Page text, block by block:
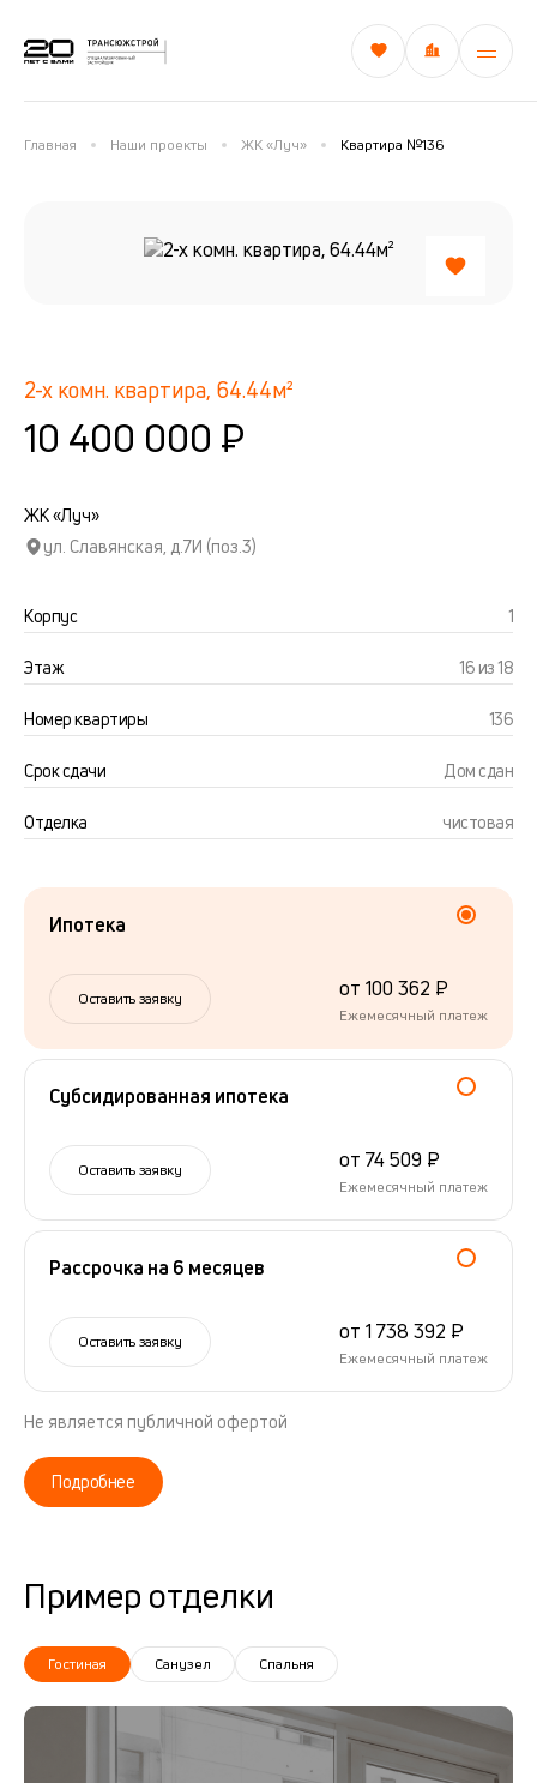
Главная Наши проекты ЖК «Луч» Квартира №136
2-х комн. квартира, 64.44м²
10 400 000 ₽
ЖК «Луч»
ул. Славянская, д.7И (поз.3)
Корпус 1
Этаж 16 из 18
Номер квартиры 136
Срок сдачи Дом сдан
Отделка чистовая
Ипотека
Оставить заявку от 100 362 ₽
Ежемесячный платеж
Субсидированная ипотека
Оставить заявку от 74 509 ₽
Ежемесячный платеж
Рассрочка на 6 месяцев
Оставить заявку от 1 738 392 ₽
Ежемесячный платеж
Не является публичной офертой
Подробнее
Пример отделки
Гостиная Санузел Спальня